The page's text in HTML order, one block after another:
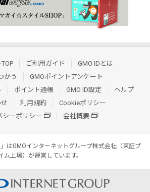
ご利用ガイド
GMO IDとは
かう
GMOポイントアンケート
ポイント通帳 GMO ID設定
ヘルプ
利用規約
Cookieポリシー
シーポリシー
会社概要
」はGMOインターネットグループ株式会社（東証プ
ム上場）が運営しています。